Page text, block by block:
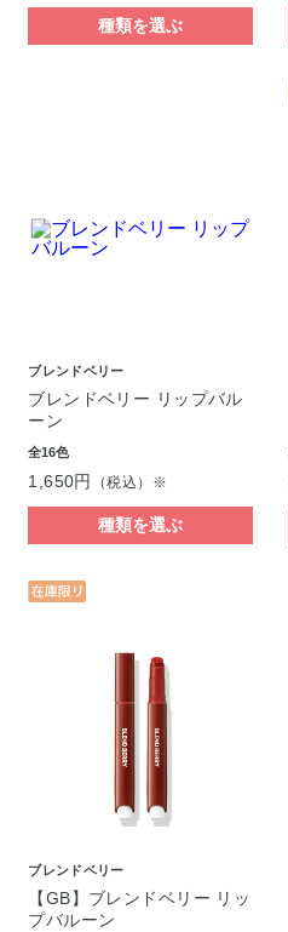
種類を選ぶ
ブレンドベリー
ブレンドベリー リップバル
ーン
全16色
1,650円 （税込）※
種類を選ぶ
ブレンドベリー
【GB】ブレンドベリー リッ
プバルーン